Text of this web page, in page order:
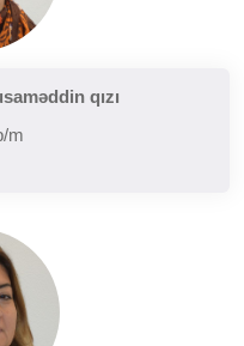
qızı
m